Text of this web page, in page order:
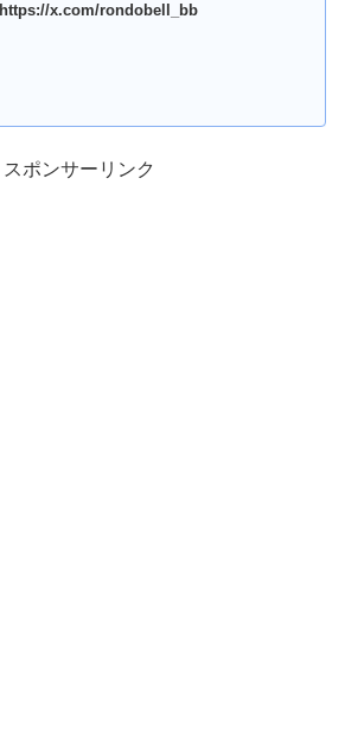
https://x.com/rondobell_bb
スポンサーリンク